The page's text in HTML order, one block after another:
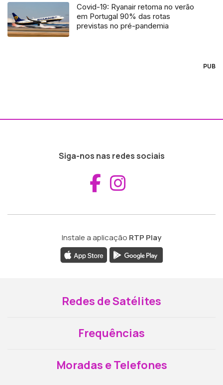
Covid-19: Ryanair retoma no verão
em Portugal 90% das rotas
previstas no pré-pandemia
PUB
Siga-nos nas redes sociais
Aceder ao
Instale a aplicação RTP Play
Redes de Satélites
Frequências
Moradas e Telefones